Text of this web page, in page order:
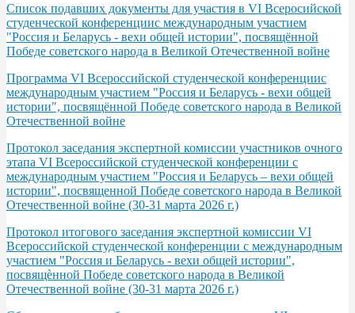
Список подавших документы для участия в VI Всеросийской
студенческой конференциис международным участием
"Россия и Беларусь - вехи общей истории", посвящённой
Победе советского народа в Великой Отечественной войне
Программа VІ Всероссийской студенческой конференциис
международным участием "Россия и Беларусь - вехи общей
истории", посвящённой Победе советского народа в Великой
Отечественной войне
Протокол заседания экспертной комиссии участников очного
этапа VI Всероссийской студенческой конференции с
международным участием "Россия и Беларусь – вехи общей
истории", посвященной Победе советского народа в Великой
Отечественной войне (30-31 марта 2026 г.)
Протокол итогового заседания экспертной комиссии VI
Всероссийской студенческой конференции с международным
участием "Россия и Беларусь - вехи общей истории",
посвящѐнной Победе советского народа в Великой
Отечественной войне (30-31 марта 2026 г.)